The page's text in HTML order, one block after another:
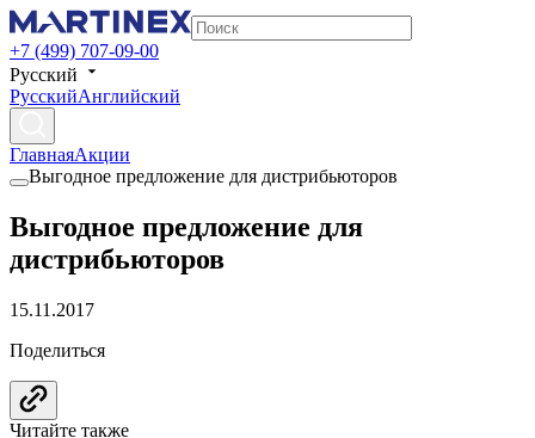
+7 (499) 707-09-00
Русский
РусскийАнглийский
ГлавнаяАкции
Выгодное предложение для дистрибьюторов
Выгодное предложение для
дистрибьюторов
15.11.2017
Поделиться
Читайте также